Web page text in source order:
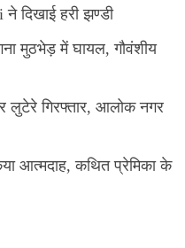
दिखाई हरी झण्डी
मुठभेड़ में घायल, गौवंशीय
लुटेरे गिरफ्तार, आलोक नगर
आत्मदाह, कथित प्रेमिका के